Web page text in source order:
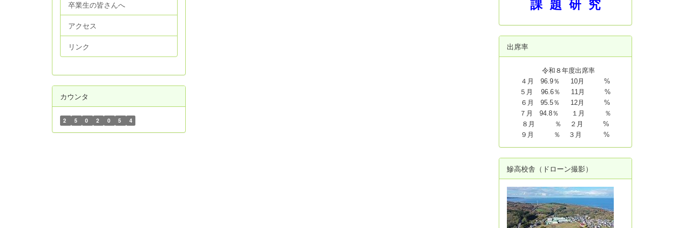
卒業生の皆さんへ
アクセス
リンク
カウンタ
2 5 0 2 0 5 4
課 題 研 究
出席率
令和８年度出席率
４月 96.9％ 10月 %
５月 96.6％ 11月 %
６月 95.5％ 12月 %
７月 94.8％ １月 ％
８月 ％ ２月 %
９月 ％ ３月 %
鰺高校舎（ドローン撮影）